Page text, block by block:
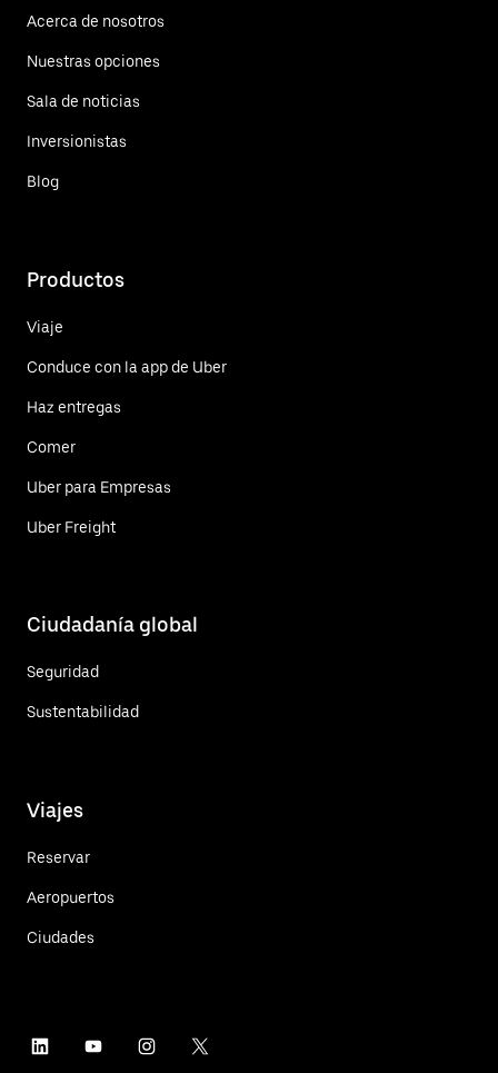
Acerca de nosotros
Nuestras opciones
Sala de noticias
Inversionistas
Blog
Productos
Viaje
Conduce con la app de Uber
Haz entregas
Comer
Uber para Empresas
Uber Freight
Ciudadanía global
Seguridad
Sustentabilidad
Viajes
Reservar
Aeropuertos
Ciudades